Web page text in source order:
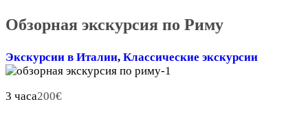
Обзорная экскурсия по Риму
Экскурсии в Италии, Классические экскурсии
3 часа200€